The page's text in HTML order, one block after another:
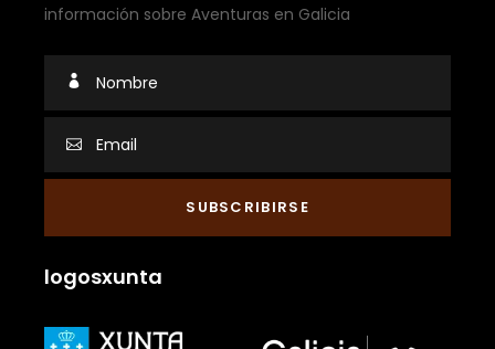
información sobre Aventuras en Galicia
logosxunta